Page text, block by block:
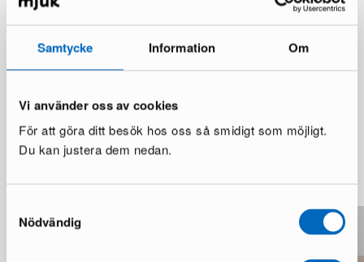
Samtycke Information Om
Vi använder oss av cookies
För att göra ditt besök hos oss så smidigt som möjligt.
Du kan justera dem nedan.
Nödvändig